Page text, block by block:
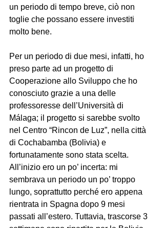
un periodo di tempo breve, ciò non
toglie che possano essere investiti
molto bene.
Per un periodo di due mesi, infatti, ho
preso parte ad un progetto di
Cooperazione allo Sviluppo che ho
conosciuto grazie a una delle
professoresse dell’Università di
Málaga; il progetto si sarebbe svolto
nel Centro “Rincon de Luz”, nella città
di Cochabamba (Bolivia) e
fortunatamente sono stata scelta.
All’inizio ero un po’ incerta: mi
sembrava un periodo un po’ troppo
lungo, soprattutto perché ero appena
rientrata in Spagna dopo 9 mesi
passati all’estero. Tuttavia, trascorse 3